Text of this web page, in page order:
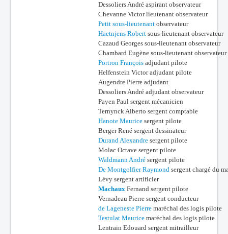
Dessoliers André aspirant observateur
Chevanne Victor lieutenant observateur
Petit sous-lieutenant observateur
Haetnjens Robert sous-lieutenant observateur
Cazaud Georges sous-lieutenant observateur
Chambard Eugène sous-lieutenant observateur
Portron François adjudant pilote
Helfenstein Victor adjudant pilote
Augendre Pierre adjudant
Dessoliers André adjudant observateur
Payen Paul sergent mécanicien
Ternynck Alberto sergent comptable
Hanote Maurice sergent pilote
Berger René sergent dessinateur
Durand Alexandre sergent pilote
Molac Octave sergent pilote
Waldmann André sergent pilote
De Montgolfier Raymond sergent chargé du
Lévy sergent artificier
Machaux Fernand sergent pilote
Vernadeau Pierre sergent conducteur
de Lageneste Pierre maréchal des logis pilote
Testulat Maurice maréchal des logis pilote
Lentrain Edouard sergent mitrailleur